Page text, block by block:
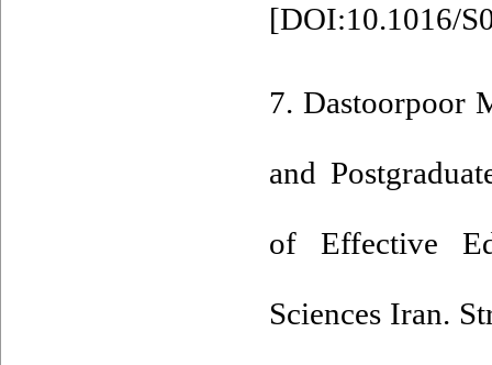
[DOI:10.1016/
7. Dastoorpoor
and
of Effective
Sciences Iran.